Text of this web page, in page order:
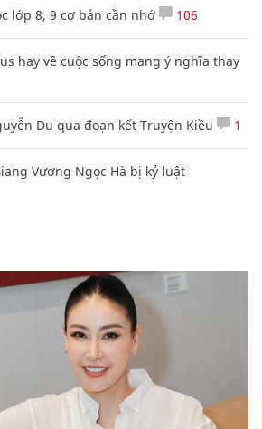
lớp 8, 9 cơ bản cần nhớ 106
hay về cuộc sống mang ý nghĩa thay
Du qua đoạn kết Truyện Kiều 1
Vương Ngọc Hà bị kỷ luật